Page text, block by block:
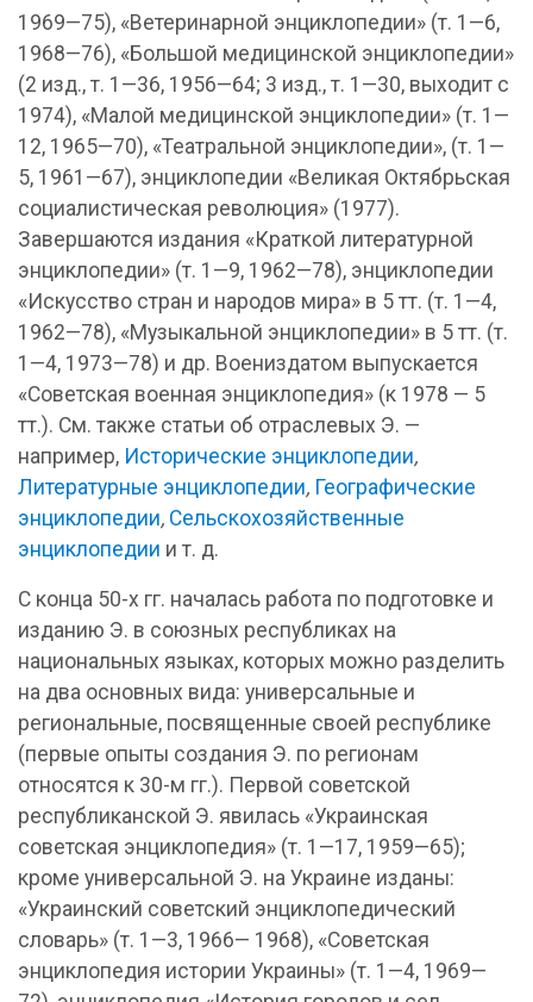
1969—75), «Ветеринарной энциклопедии» (т. 1—6,
1968—76), «Большой медицинской энциклопедии»
(2 изд., т. 1—36, 1956—64; 3 изд., т. 1—30, выходит с
1974), «Малой медицинской энциклопедии» (т. 1—
12, 1965—70), «Театральной энциклопедии», (т. 1—
5, 1961—67), энциклопедии «Великая Октябрьская
социалистическая революция» (1977).
Завершаются издания «Краткой литературной
энциклопедии» (т. 1—9, 1962—78), энциклопедии
«Искусство стран и народов мира» в 5 тт. (т. 1—4,
1962—78), «Музыкальной энциклопедии» в 5 тт. (т.
1—4, 1973—78) и др. Воениздатом выпускается
«Советская военная энциклопедия» (к 1978 — 5
тт.). См. также статьи об отраслевых Э. —
например, Исторические энциклопедии,
Литературные энциклопедии, Географические
энциклопедии, Сельскохозяйственные
энциклопедии и т. д.
С конца 50-х гг. началась работа по подготовке и
изданию Э. в союзных республиках на
национальных языках, которых можно разделить
на два основных вида: универсальные и
региональные, посвященные своей республике
(первые опыты создания Э. по регионам
относятся к 30-м гг.). Первой советской
республиканской Э. явилась «Украинская
советская энциклопедия» (т. 1—17, 1959—65);
кроме универсальной Э. на Украине изданы:
«Украинский советский энциклопедический
словарь» (т. 1—3, 1966— 1968), «Советская
энциклопедия истории Украины» (т. 1—4, 1969—